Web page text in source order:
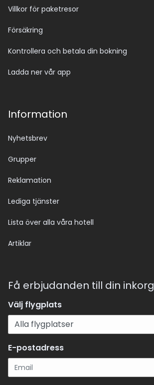
Villkor för paketresor
Försäkring
Kontrollera och betala din bokning
Ladda ner vår app
Information
Nyhetsbrev
Grupper
Reklamation
Lediga tjänster
Lista över alla våra hotell
Artiklar
Få erbjudanden till din inkorg
Välj flygplats
E-postadress